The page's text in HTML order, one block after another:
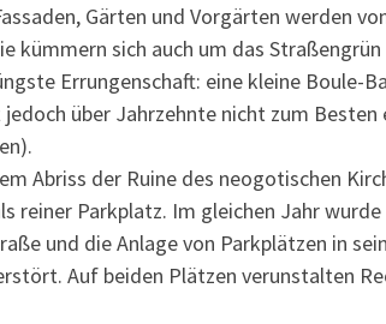
Gärten und Vorgärten werden
kümmern sich auch um das
Errungenschaft: eine kleine Boule-
über Jahrzehnte nicht zum
Abriss der Ruine des neogotischen
reiner Parkplatz. Im gleichen Jahr
und die Anlage von Parkplätzen in
Auf beiden Plätzen verunstalten